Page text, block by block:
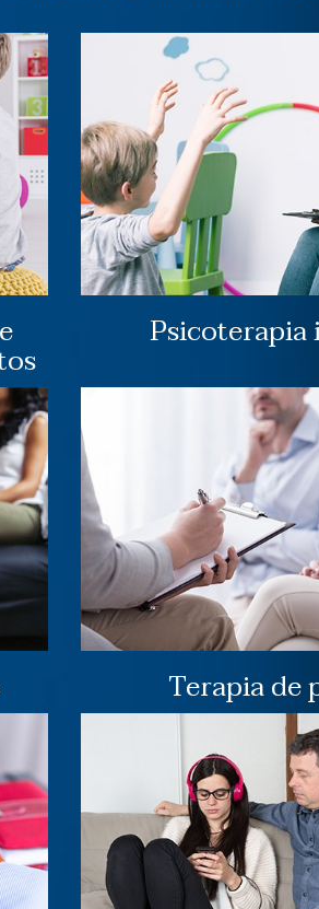
Terapia de